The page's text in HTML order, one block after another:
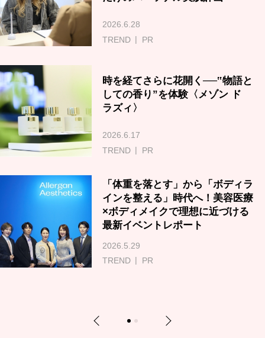
2026.6.28
TREND
PR
時を経てさらに花開く──‟物語と
しての香り”を体験〈メゾン ド
ラズィ〉
2026.6.17
TREND
PR
「体重を落とす」から「ボディラ
インを整える」時代へ！美容医療
×ボディメイクで理想に近づける
最新イベントレポート
2026.5.29
TREND
PR
Previous 1 2 Next